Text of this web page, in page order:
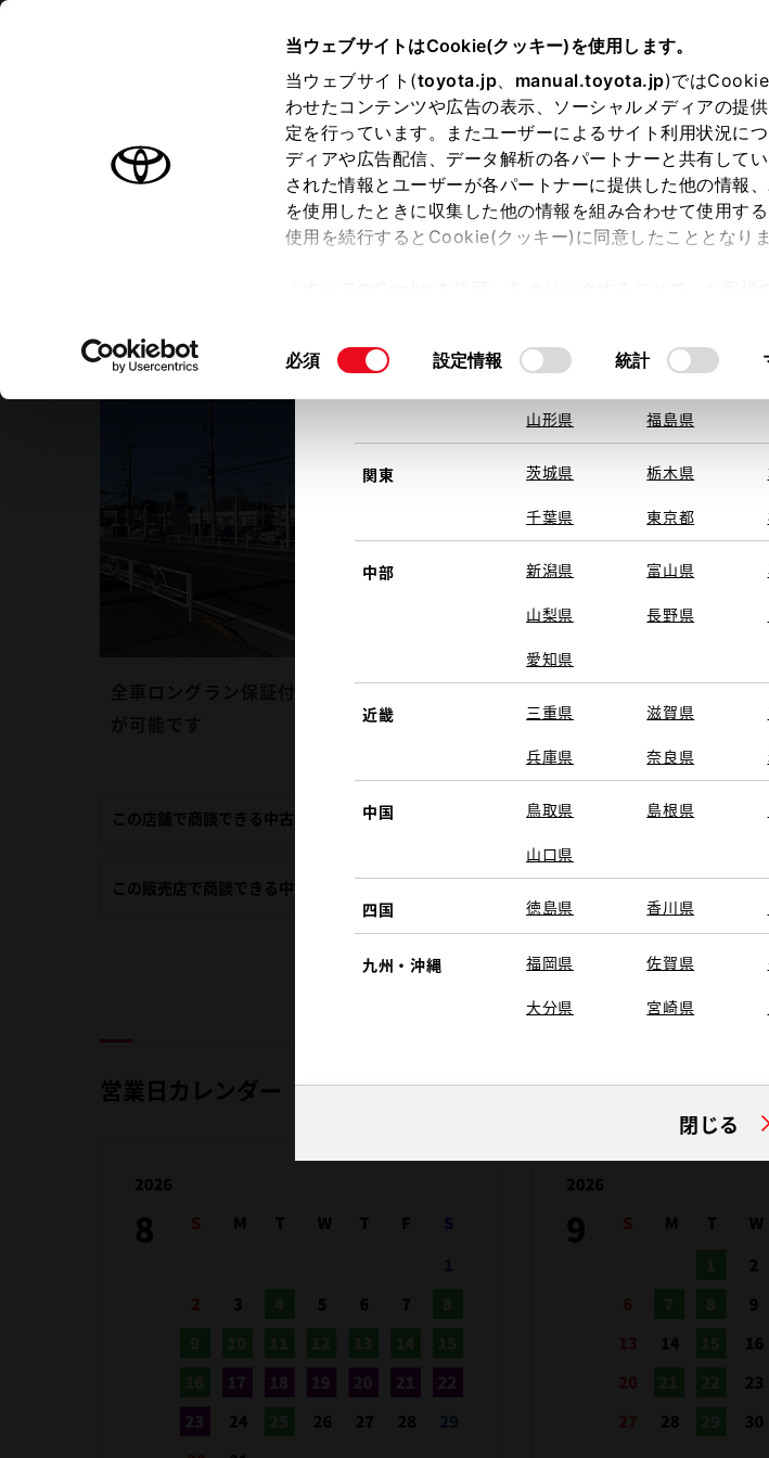
当ウェブサイトはCookie(クッキー)を使用します。
当ウェブサイト(toyota.jp、 manual.toyota.jp)では
わせたコンテンツや広告の表示、ソーシャルメディアの提
定を行っています。またユーザーによるサイト利用状況に
ディアや広告配信、データ解析の各パートナーと共有して
された情報とユーザーが各パートナーに提供した他の情報
を使用したときに収集した他の情報を組み合わせて使用す
使用を続行するとCookie(クッキー)に同意したこととなりま
て」をご覧ください。
同
必須 設定情報 統計
オーナーサポート トピックス
現在地を取得できませんでした。
該当する地域・都道府県をお選びください
北海道 旭川 釧路
東北 青森県 岩手県
山形県 福島県
関東 茨城県 栃木県
千葉県 東京都
中部 新潟県 富山県
山梨県 長野県
愛知県
近畿 三重県 滋賀県
兵庫県 奈良県
中国 鳥取県 島根県
山口県
四国 徳島県 香川県
九州・沖縄 福岡県 佐賀県
大分県 宮崎県
閉じる
トヨタ認定中古車
トヨタ認定中古車の魅力 3つの買い方 オンライン購入 お気に
Ｕ－Ｃａｒ秋津店
全車ロングラン保証付き！全国約5000ヵ所のトヨタのお店で保証修理
この店舗で商談できる中古車
この販売店で商談できる中古車
営業日カレンダー